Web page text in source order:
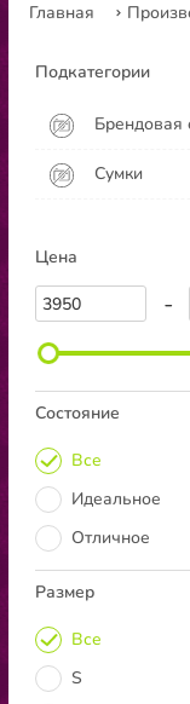
Главная
Подкатегории
Брендовая
Сумки
Цена
-
Состояние
Все
Идеальное
Отличное
Размер
Все
S